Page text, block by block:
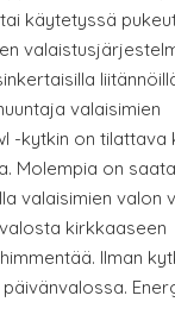
käytetyssä
valaisimien
-kytkin on tilattava
Molempia on
valaisimien valon
kirkkaaseen
Ilman